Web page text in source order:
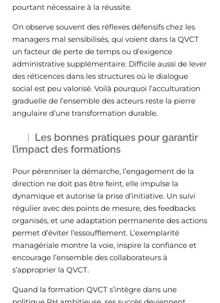
pourtant nécessaire à la réussite.
On observe souvent des réflexes défensifs chez les
managers mal sensibilisés, qui voient dans la QVCT
un facteur de perte de temps ou d’exigence
administrative supplémentaire. Difficile aussi de lever
des réticences dans les structures où le dialogue
social est peu valorisé. Voilà pourquoi l’acculturation
graduelle de l’ensemble des acteurs reste la pierre
angulaire d’une transformation durable.
Les bonnes pratiques pour garantir
l’impact des formations
Pour pérenniser la démarche, l’engagement de la
direction ne doit pas être feint, elle impulse la
dynamique et autorise la prise d’initiative. Un suivi
régulier avec des points de mesure, des feedbacks
organisés, et une adaptation permanente des actions
permet d’éviter l’essoufflement. L’exemplarité
managériale montre la voie, inspire la confiance et
encourage l’ensemble des collaborateurs à
s’approprier la QVCT.
Quand la formation QVCT s’intègre dans une